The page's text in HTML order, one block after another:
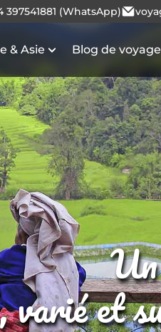
397541881 (WhatsApp)
& Asie Blog de voyage
varié et